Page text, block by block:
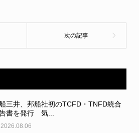
三井、邦船社初のTCFD・TNFD統合
書を発行 気...
2026.08.06